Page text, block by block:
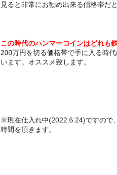
見ると非常にお勧め出来る価格帯だと
この時代のハンマーコインはどれも
200万円を切る価格帯で手に入る時
います。オススメ致します。
※現在仕入れ中(2022.6.24)ですので
時間を頂きます。